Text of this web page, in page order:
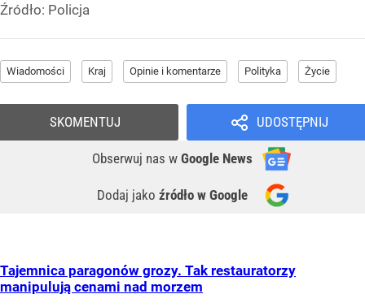
Źródło: Policja
Wiadomości Kraj Opinie i komentarze Polityka Życie
UDOSTĘPNIJ
Obserwuj nas w Google News
Dodaj jako źródło w Google
SKOMENTUJ
Tajemnica paragonów grozy. Tak restauratorzy
manipulują cenami nad morzem